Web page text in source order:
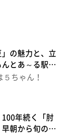
ジナルブレン
」の魅力と、立
とあ～る駅前
は５ちゃん！
100年続く「肘
朝から旬の味